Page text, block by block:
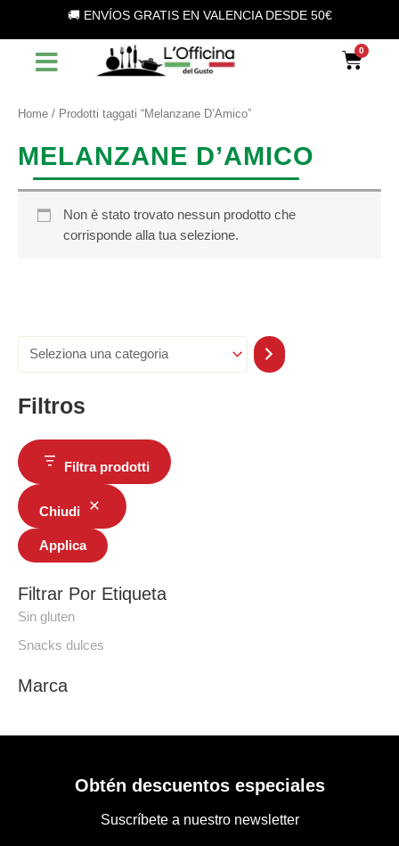
contenuto
🚚 ENVÍOS GRATIS EN VALENCIA DESDE 50€
l
o
u
a
Filtros
Filtra prodotti
Chiudi
Applica
Filtrar Por Etiqueta
Sin gluten
Snacks dulces
Marca
Home / Prodotti taggati “Melanzane D’Amico”
MELANZANE D’AMICO
Non è stato trovato nessun prodotto che
corrisponde alla tua selezione.
Obtén descuentos especiales
Suscríbete a nuestro newsletter